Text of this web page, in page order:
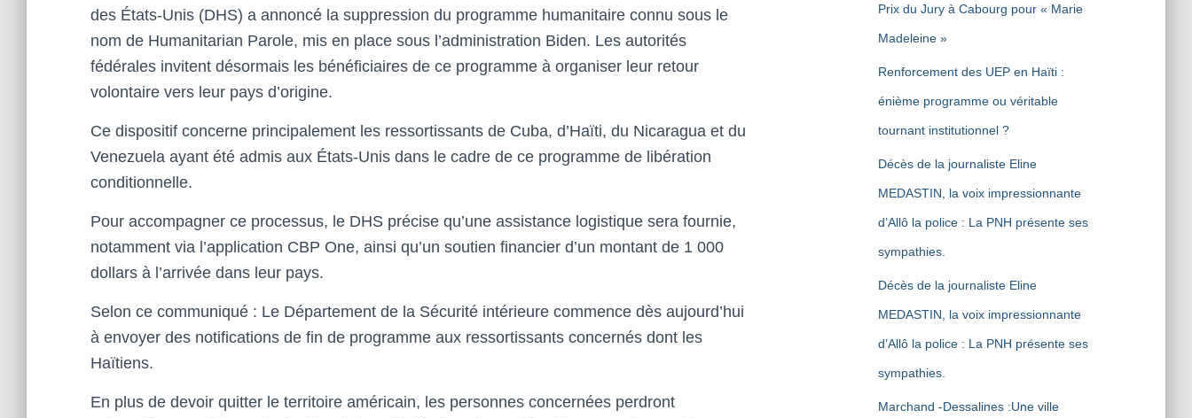
des États-Unis (DHS) a annoncé la suppression du programme humanitaire connu sous le
nom de Humanitarian Parole, mis en place sous l’administration Biden. Les autorités
fédérales invitent désormais les bénéficiaires de ce programme à organiser leur retour
volontaire vers leur pays d’origine.
Ce dispositif concerne principalement les ressortissants de Cuba, d’Haïti, du Nicaragua et du
Venezuela ayant été admis aux États-Unis dans le cadre de ce programme de libération
conditionnelle.
Pour accompagner ce processus, le DHS précise qu’une assistance logistique sera fournie,
notamment via l’application CBP One, ainsi qu’un soutien financier d’un montant de 1 000
dollars à l’arrivée dans leur pays.
Selon ce communiqué : Le Département de la Sécurité intérieure commence dès aujourd’hui
à envoyer des notifications de fin de programme aux ressortissants concernés dont les
Haïtiens.
En plus de devoir quitter le territoire américain, les personnes concernées perdront
Prix du Jury à Cabourg pour « Marie
Madeleine »
Renforcement des UEP en Haïti :
énième programme ou véritable
tournant institutionnel ?
Décès de la journaliste Eline
MEDASTIN, la voix impressionnante
d’Allô la police : La PNH présente ses
sympathies.
Décès de la journaliste Eline
MEDASTIN, la voix impressionnante
d’Allô la police : La PNH présente ses
sympathies.
Marchand -Dessalines :Une ville